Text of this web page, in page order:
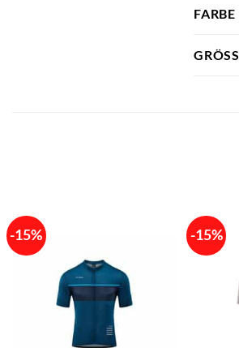
FARBE
GRÖSSE
-15% -15%